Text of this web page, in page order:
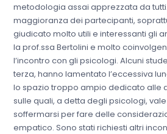
metodologia assai apprezzata da
maggioranza dei partecipanti,
giudicato molto utili e interessanti gli
la prof.ssa Bertolini e molto
l’incontro con gli psicologi. Alcuni
terza, hanno lamentato l’eccessiva
lo spazio troppo ampio dedicato alle
sulle quali, a detta degli psicologi,
soffermarsi per fare delle
empatico. Sono stati richiesti altri